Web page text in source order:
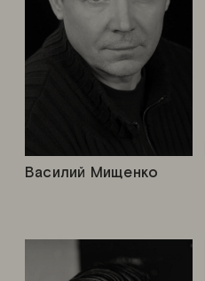
Василий Мищенко